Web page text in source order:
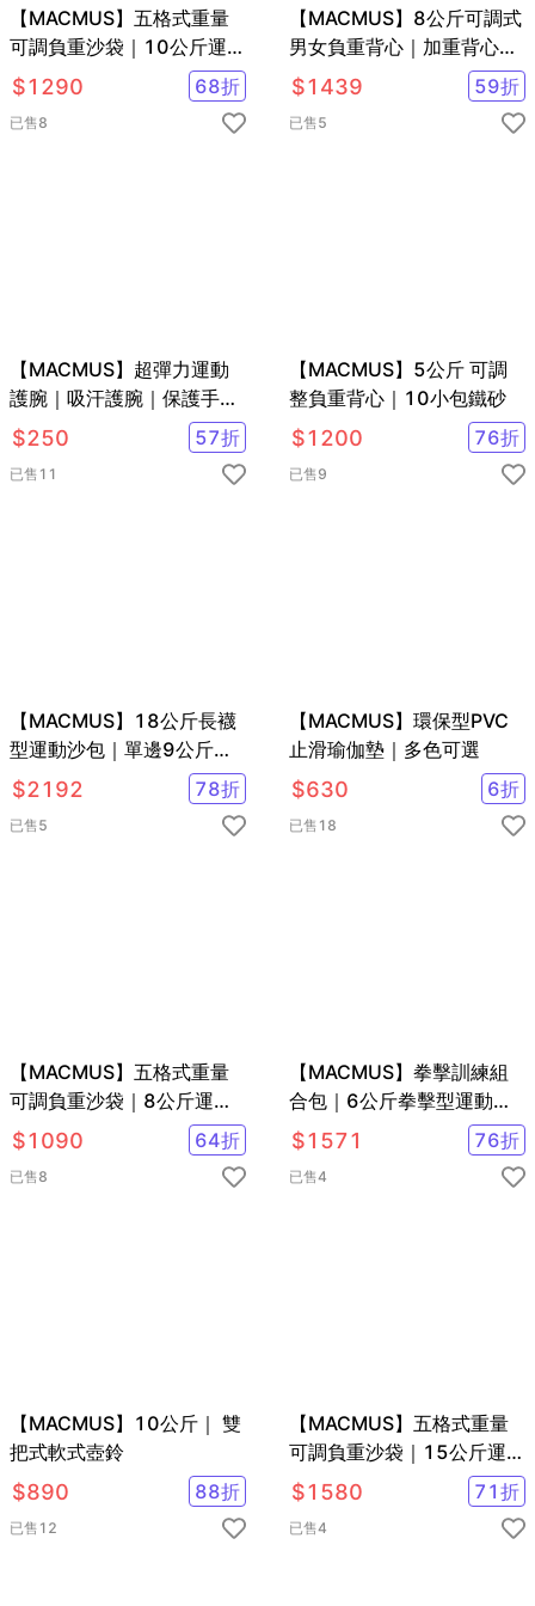
【MACMUS】五格式重量
可調負重沙袋｜10公斤運動
沙包/單邊5公斤負重沙包 重
量可調沙包 綁手沙包 綁腿
沙包
$1290 68折
已售8
【MACMUS】8公斤可調式
男女負重背心｜加重背心加
重衣｜復健背心 復健加重衣
$1439 59折
已售5
【MACMUS】超彈力運動
護腕｜吸汗護腕｜保護手腕
避免手腕大動作活動｜隨時
可清洗
$250 57折
已售 11
【MACMUS】5公斤 可調
整負重背心｜10小包鐵砂
$1200 76折
已售9
【MACMUS】18公斤長襪
型運動沙包｜單邊9公斤腿
部專用負重沙袋｜適合健
走、慢跑等運動
$2192 78折
已售5
【MACMUS】環保型PVC
止滑瑜伽墊｜多色可選
$630 6折
已售 18
【MACMUS】五格式重量
可調負重沙袋｜8公斤運動
沙包/單邊4公斤負重沙包 重
量可調沙包 綁手沙包 綁腿
沙包
$1090 64折
已售8
【MACMUS】拳擊訓練組
合包｜6公斤拳擊型運動沙
包+拳擊反應球｜單邊3公斤
手部專用負重沙袋
$1571 76折
已售4
【MACMUS】10公斤｜ 雙
把式軟式壺鈴
$890 88折
已售 12
【MACMUS】五格式重量
可調負重沙袋｜15公斤運動
沙包/單邊7.5公斤負重沙包
重量可調沙包 綁手沙包 綁
腿沙包
$1580 71 折
已售4